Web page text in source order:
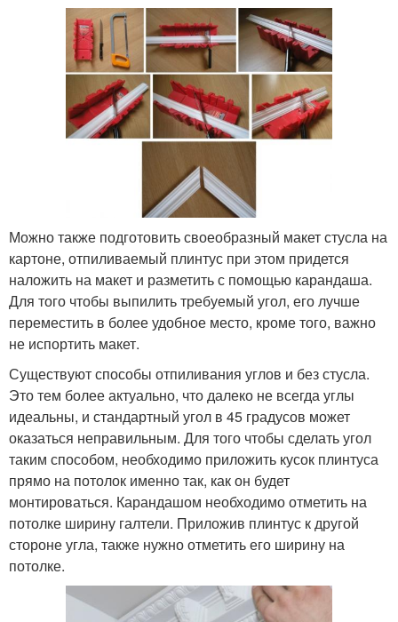
Можно также подготовить своеобразный макет стусла на
картоне, отпиливаемый плинтус при этом придется
наложить на макет и разметить с помощью карандаша.
Для того чтобы выпилить требуемый угол, его лучше
переместить в более удобное место, кроме того, важно
не испортить макет.
Существуют способы отпиливания углов и без стусла.
Это тем более актуально, что далеко не всегда углы
идеальны, и стандартный угол в 45 градусов может
оказаться неправильным. Для того чтобы сделать угол
таким способом, необходимо приложить кусок плинтуса
прямо на потолок именно так, как он будет
монтироваться. Карандашом необходимо отметить на
потолке ширину галтели. Приложив плинтус к другой
стороне угла, также нужно отметить его ширину на
потолке.